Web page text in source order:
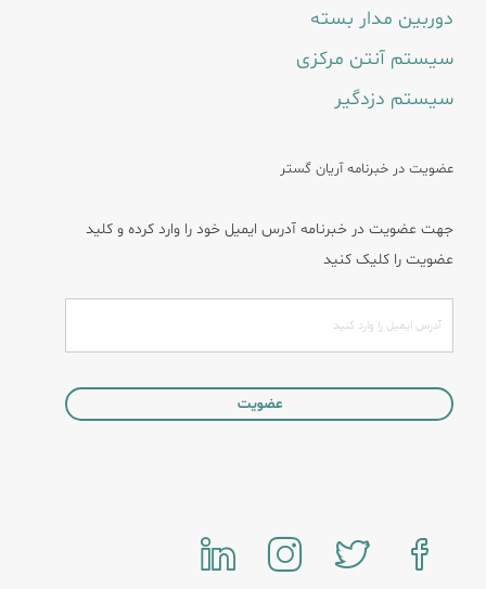
دوربین مدار بسته
سیستم آنتن مرکزی
سیستم دزدگیر
عضویت در خبرنامه آریان گستر
جهت عضویت در خبرنامه آدرس ایمیل خود را وارد کرده و کلید
عضویت را کلیک کنید